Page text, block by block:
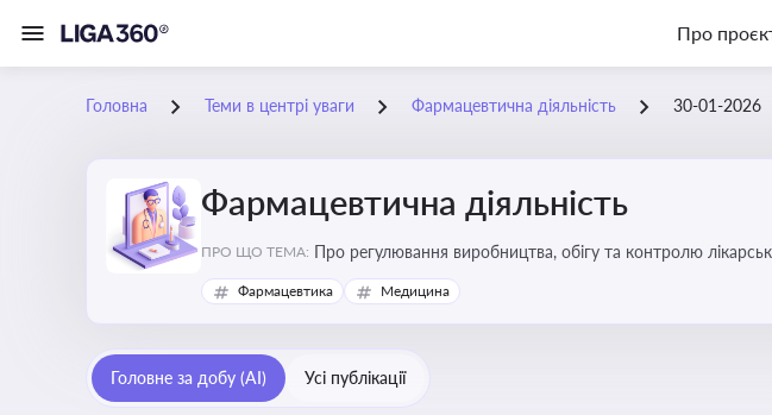
Про
Головна Теми в центрі уваги Фармацевтична діяльність 30-01-2026
Фармацевтична діяльність
ПРО ЩО ТЕМА: Про регулювання виробництва, обігу та контролю
та безпеки
Фармацевтика Медицина
Головне за добу (AI) Усі публікації